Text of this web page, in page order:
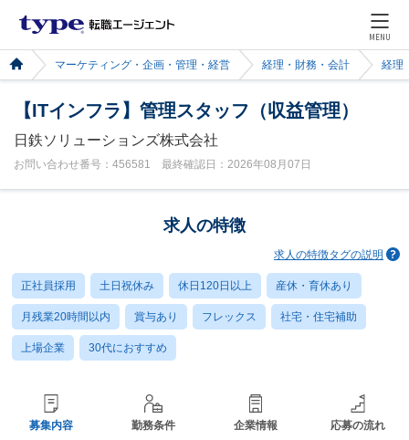
MENU
マーケティング・企画・管理・経営 経理・財務・会計 経理
【ITインフラ】管理スタッフ（収益管理）
日鉄ソリューションズ株式会社
お問い合わせ番号：456581 最終確認日：2026年08月07日
求人の特徴
求人の特徴タグの説明
正社員採用 土日祝休み 休日120日以上 産休・育休あり
月残業20時間以内 賞与あり フレックス 社宅・住宅補助
上場企業 30代におすすめ
募集内容 勤務条件 企業情報 応募の流れ